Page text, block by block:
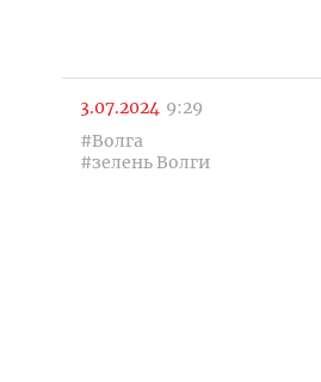
3.07.2024 9:29
#Волга
#зелень Волги